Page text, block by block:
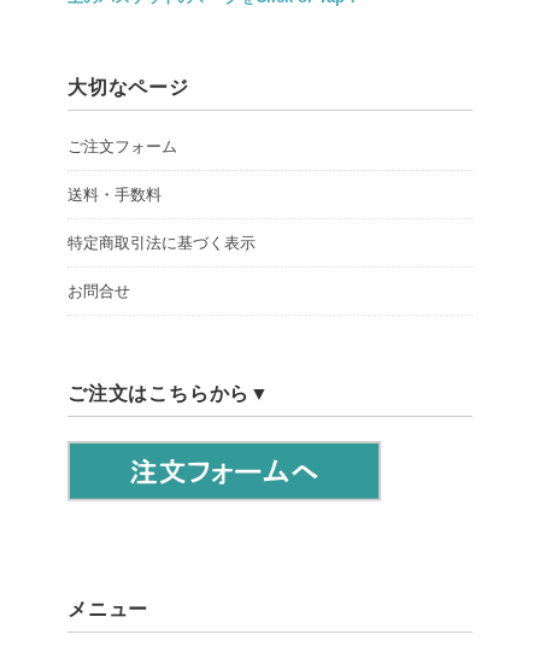
大切なページ
ご注文フォーム
送料・手数料
特定商取引法に基づく表示
お問合せ
ご注文はこちらから▼
メニュー